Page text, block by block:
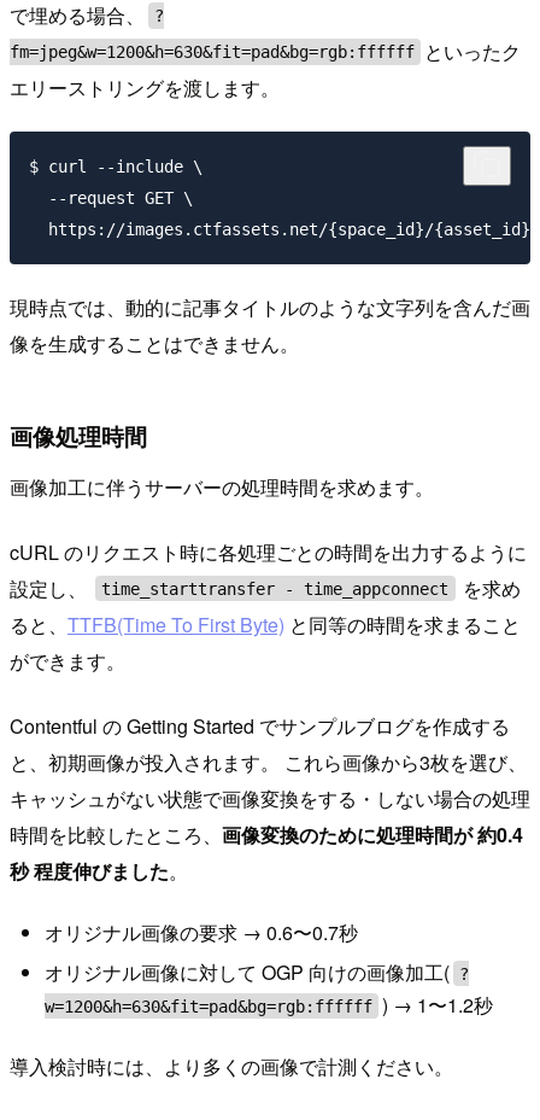
で埋める場合、
?
fm=jpeg&w=1200&h=630&fit=pad&bg=rgb:ffffff
といったク
エリーストリングを渡します。
$ curl --include \
  --request GET \
現時点では、動的に記事タイトルのような文字列を含んだ画
像を生成することはできません。
画像処理時間
画像加工に伴うサーバーの処理時間を求めます。
cURL のリクエスト時に各処理ごとの時間を出力するように
設定し、
time_starttransfer - time_appconnect
を求め
ると、 TTFB(Time To First Byte) と同等の時間を求まること
ができます。
Contentful の Getting Started でサンプルブログを作成する
と、初期画像が投入されます。 これら画像から3枚を選び、
キャッシュがない状態で画像変換をする・しない場合の処理
時間を比較したところ、 画像変換のために処理時間が 約0.4
秒 程度伸びました。
オリジナル画像の要求 → 0.6〜0.7秒
オリジナル画像に対して OGP 向けの画像加工( ?
w=1200&h=630&fit=pad&bg=rgb:ffffff ) → 1〜1.2秒
導入検討時には、より多くの画像で計測ください。